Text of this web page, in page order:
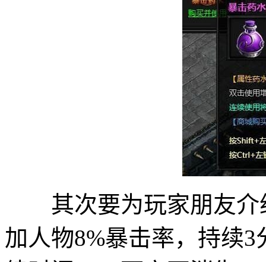
其次要为玩家朋友介
加人物8%暴击率，持续